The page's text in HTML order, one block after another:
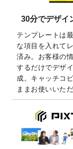
2026/4/23
2026/4/21
2025/12/22
30分でデザイ
テンプレートは
な項目を入れて
済み。お客様の
するだけでデザ
成。キャッチコ
ままお使いいた